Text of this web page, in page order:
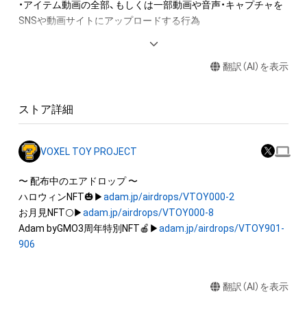
・アイテム動画の全部、もしくは一部動画や音声・キャプチャを
SNSや動画サイトにアップロードする行為
・本アイテムに関する創作物(画像および映像、音楽、商標または
産権(それらの権利を取得し、又はそれらの権利につき登録等を
作権を有する方、著作隣接権の権利者またはその管理委託を受
けている者によって保護されています。そのため、本アイテム
を保有していたとしても、本アイテムに関する創作物にかかる
知的財産権を有することを意味しません。
・本アイテムの著作権を有する方、著作隣接権の権利者またはそ
の管理委託を受けている者からの事前の同意なしに、上記の「本
アイテムの保有者が有する権利」の範囲を超えた行為、知的財産
翻訳（AI）を表示
ストア詳細
VOXEL TOY PROJECT
〜 配布中のエアドロップ 〜
ハロウィンNFT🎃▶adam.jp/airdrops/VTOY000-2
お月見NFT🌕▶adam.jp/airdrops/VTOY000-8
Adam byGMO3周年特別NFT🍎▶adam.jp/airdrops/VTOY901-
906
翻訳（AI）を表示